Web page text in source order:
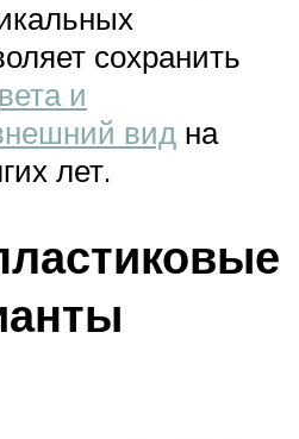
сохранить
и
вид на
лет.